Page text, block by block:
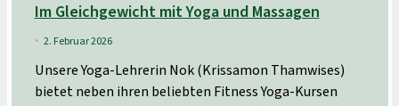
Im Gleichgewicht mit Yoga und Massagen
• 2. Februar 2026
Unsere Yoga-Lehrerin Nok (Krissamon Thamwises)
bietet neben ihren beliebten Fitness Yoga-Kursen